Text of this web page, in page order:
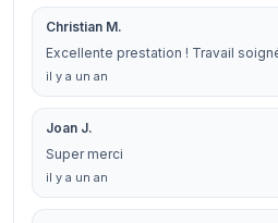
Christian M.
Excellente prestation ! Travail
il y a un an
Joan J.
Super merci
il y a un an